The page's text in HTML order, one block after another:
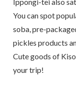
Ippongi-tei also
You can spot
soba, pre-
pickles products
Cute goods of
your trip!